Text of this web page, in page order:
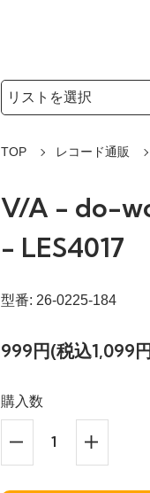
検索リストの選択
TOP レコード通販
V/A - do-
- LES4017
型番: 26-0225-184
999円(税込1,099
購入数